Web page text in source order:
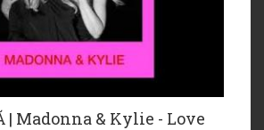
| Madonna & Kylie - Love